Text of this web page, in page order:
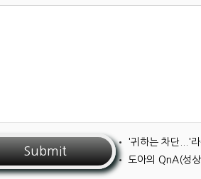
• '귀하는 차단...'
• 도아의 QnA(성